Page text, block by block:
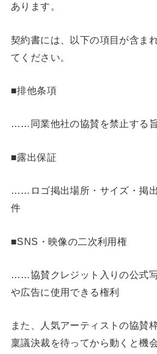
あります。
契約書には、以下の項目が含ま
てください。
■排他条項
……同業他社の協賛を禁止する
■露出保証
……ロゴ掲出場所・サイズ・掲
件
■SNS・映像の二次利用権
……協賛クレジット入りの公式
や広告に使用できる権利
また、人気アーティストの協賛
稟議決裁を待ってから動くと機